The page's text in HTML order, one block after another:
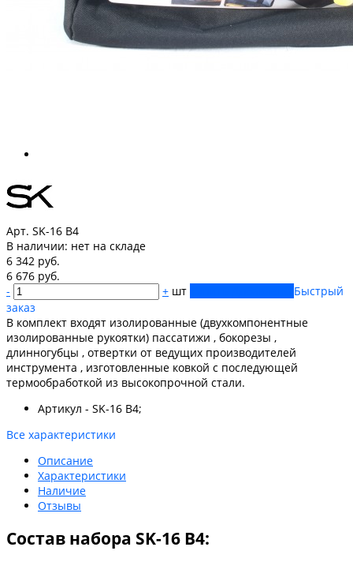
Арт. SK-16 B4
В наличии: нет на складе
6 342 руб.
6 676 руб.
-
+ шт
Быстрый
заказ
В комплект входят изолированные (двухкомпонентные
изолированные рукоятки) пассатижи , бокорезы ,
длинногубцы , отвертки от ведущих производителей
инструмента , изготовленные ковкой с последующей
термообработкой из высокопрочной стали.
Артикул - SK-16 B4;
Все характеристики
Описание
Характеристики
Наличие
Отзывы
Состав набора SK-16 B4: